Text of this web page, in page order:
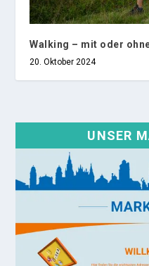
Walking – mit oder
20. Oktober 2024
UNSER